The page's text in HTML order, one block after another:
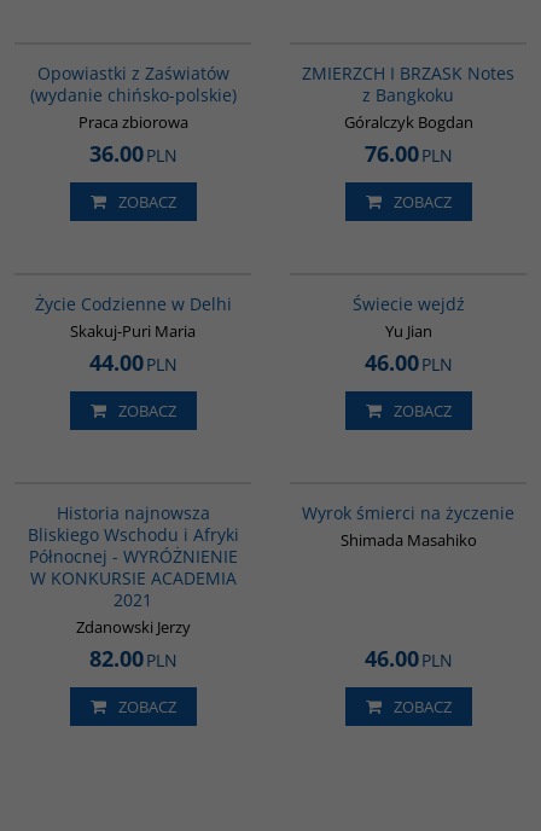
Opowiastki z Zaświatów
(wydanie chińsko-polskie)
Praca zbiorowa
36.00PLN
ZOBACZ
ZMIERZCH I BRZASK Notes
z Bangkoku
Góralczyk Bogdan
76.00PLN
ZOBACZ
Życie Codzienne w Delhi
Skakuj-Puri Maria
44.00PLN
ZOBACZ
Świecie wejdź
Yu Jian
46.00PLN
ZOBACZ
Historia najnowsza
Bliskiego Wschodu i Afryki
Północnej - WYRÓŻNIENIE
W KONKURSIE ACADEMIA
2021
Zdanowski Jerzy
82.00PLN
ZOBACZ
Wyrok śmierci na życzenie
Shimada Masahiko
46.00PLN
ZOBACZ